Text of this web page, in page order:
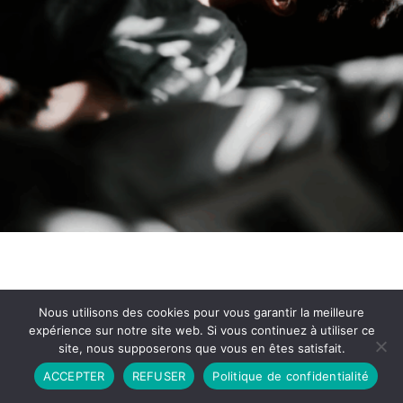
Partenariat Contact
Politique de Confidentialité
CGU
Copyright © 2026 - Propulsé par DIEUDUDIABLE
Nous utilisons des cookies pour vous garantir la meilleure
expérience sur notre site web. Si vous continuez à utiliser ce
site, nous supposerons que vous en êtes satisfait.
ACCEPTER
REFUSER Politique de confidentialité